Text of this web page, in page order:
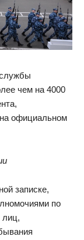
чем на 4000
официальном
записке,
по
лиц,